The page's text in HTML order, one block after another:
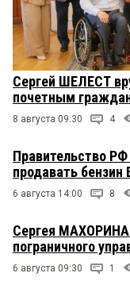
Сергей ШЕЛЕСТ
почетным
8 августа 09:30 4
Правительство
продавать бензин
6 августа 14:00 8
Сергея МАХОРИНА
пограничного
6 августа 09:30 1